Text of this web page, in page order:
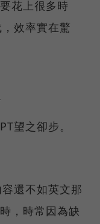
花上很多時
效率實在驚
望之卻步。
還不如英文那
，時常因為缺